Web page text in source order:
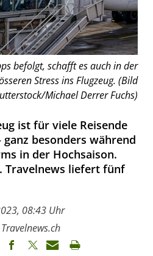
befolgt, schafft es auch in der
Stress ins Flugzeug. (Bild
Michael Derrer Fuchs)
ist für viele Reisende
ganz besonders während
in der Hochsaison.
Travelnews liefert fünf
08:43 Uhr